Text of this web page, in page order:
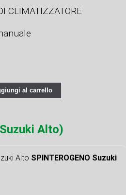
CLIMATIZZATORE
al carrello
Alto)
SPINTEROGENO Suzuki